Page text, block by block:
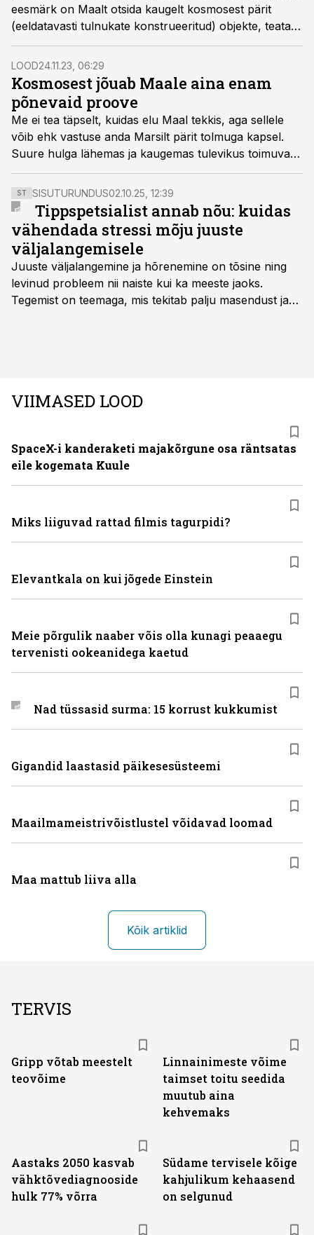
eesmärk on Maalt otsida kaugelt kosmosest pärit
(eeldatavasti tulnukate konstrueeritud) objekte, teatas,
et nad ongi nüüd Vaikse ookeani põhjast ühe
tähtedevahelisest ruumist pärit objekti fragmendid
avastanud.
LOOD24.11.23, 06:29
Kosmosest jõuab Maale aina enam
põnevaid proove
Me ei tea täpselt, kuidas elu Maal tekkis, aga sellele
võib ehk vastuse anda Marsilt pärit tolmuga kapsel.
Suure hulga lähemas ja kaugemas tulevikus toimuvate
missioonidega tuuakse teistelt taevakehadelt proove
koju, Maale. Need võivad aidata meil teada saada, kas
me oleme universumis üksi.
ST SISUTURUNDUS02.10.25, 12:39
Tippspetsialist annab nõu: kuidas
vähendada stressi mõju juuste
väljalangemisele
Juuste väljalangemine ja hõrenemine on tõsine ning
levinud probleem nii naiste kui ka meeste jaoks.
Tegemist on teemaga, mis tekitab palju masendust ja
VIIMASED LOOD
SpaceX-i kanderaketi majakõrgune osa räntsatas
eile kogemata Kuule
Miks liiguvad rattad filmis tagurpidi?
Elevantkala on kui jõgede Einstein
Meie põrgulik naaber võis olla kunagi peaaegu
tervenisti ookeanidega kaetud
Nad tüssasid surma: 15 korrust kukkumist
Gigandid laastasid päikesesüsteemi
Maailmameistrivõistlustel võidavad loomad
Maa mattub liiva alla
Kõik artiklid
TERVIS
Gripp võtab meestelt
teovõime
Linnainimeste võime
taimset toitu seedida
muutub aina
kehvemaks
Aastaks 2050 kasvab
vähktõvediagnooside
hulk 77% võrra
Südame tervisele kõige
kahjulikum kehaasend
on selgunud